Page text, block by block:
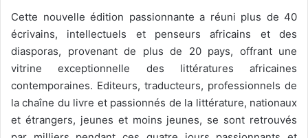
Cette nouvelle édition passionnante a réuni plus de 40
écrivains, intellectuels et penseurs africains et des
diasporas, provenant de plus de 20 pays, offrant une
vitrine exceptionnelle des littératures africaines
contemporaines. Editeurs, traducteurs, professionnels de
la chaîne du livre et passionnés de la littérature, nationaux
et étrangers, jeunes et moins jeunes, se sont retrouvés